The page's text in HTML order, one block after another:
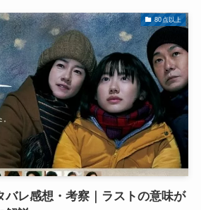
80点以上
バレ感想・考察｜ラストの意味が